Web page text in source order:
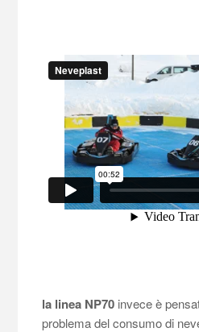
la linea NP70 invece è
problema del consumo di